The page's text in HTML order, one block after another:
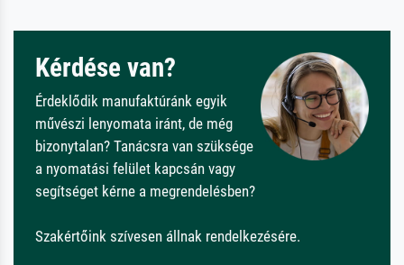
Kérdése van?
Érdeklődik manufaktúránk egyik
művészi lenyomata iránt, de még
bizonytalan? Tanácsra van szüksége
a nyomatási felület kapcsán vagy
segítséget kérne a megrendelésben?
Szakértőink szívesen állnak rendelkezésére.